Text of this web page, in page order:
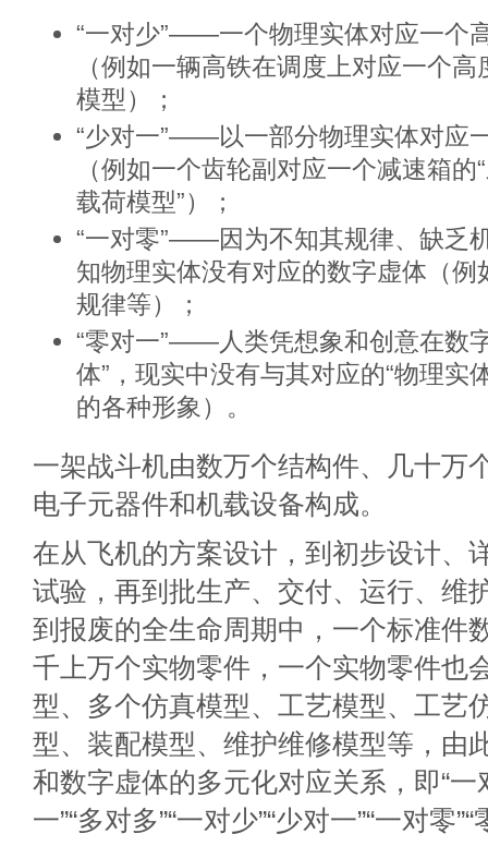
“一对少”——一个物理实体对应一个
（例如一辆高铁在调度上对应一个
模型）；
“少对一”——以一部分物理实体对应
（例如一个齿轮副对应一个减速箱
载荷模型”）；
“一对零”——因为不知其规律、缺乏
知物理实体没有对应的数字虚体（例
规律等）；
“零对一”——人类凭想象和创意在数
体”，现实中没有与其对应的“物理实
的各种形象）。
一架战斗机由数万个结构件、几十万
电子元器件和机载设备构成。
在从飞机的方案设计，到初步设计、
试验，再到批生产、交付、运行、维
到报废的全生命周期中，一个标准件
千上万个实物零件，一个实物零件也
型、多个仿真模型、工艺模型、工艺
型、装配模型、维护维修模型等，由
和数字虚体的多元化对应关系，即“一
一”“多对多”“一对少”“少对一”“一对零